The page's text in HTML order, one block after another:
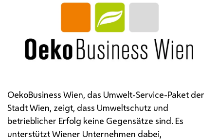
OekoBusiness Wien, das Umwelt-Service-Paket der
Stadt Wien, zeigt, dass Umweltschutz und
betrieblicher Erfolg keine Gegensätze sind. Es
unterstützt Wiener Unternehmen dabei,